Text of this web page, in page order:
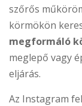
szőrős
körmökön
megformáló
meglepő vagy
eljárás.
Az Instagram